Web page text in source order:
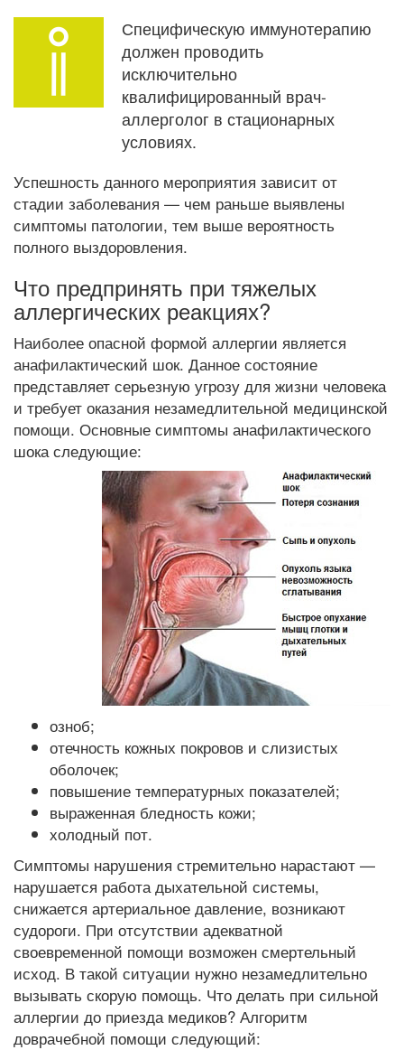
Специфическую иммунотерапию
должен проводить
исключительно
квалифицированный врач-
аллерголог в стационарных
условиях.
Успешность данного мероприятия зависит от
стадии заболевания — чем раньше выявлены
симптомы патологии, тем выше вероятность
полного выздоровления.
Что предпринять при тяжелых
аллергических реакциях?
Наиболее опасной формой аллергии является
анафилактический шок. Данное состояние
представляет серьезную угрозу для жизни человека
и требует оказания незамедлительной медицинской
помощи. Основные симптомы анафилактического
шока следующие:
озноб;
отечность кожных покровов и слизистых
оболочек;
повышение температурных показателей;
выраженная бледность кожи;
холодный пот.
Симптомы нарушения стремительно нарастают —
нарушается работа дыхательной системы,
снижается артериальное давление, возникают
судороги. При отсутствии адекватной
своевременной помощи возможен смертельный
исход. В такой ситуации нужно незамедлительно
вызывать скорую помощь. Что делать при сильной
аллергии до приезда медиков? Алгоритм
доврачебной помощи следующий: